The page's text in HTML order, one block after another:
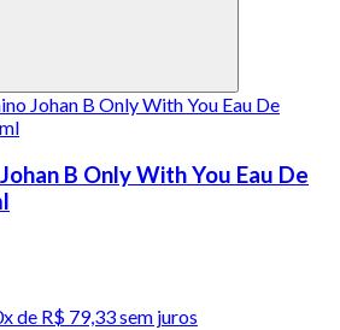
B Only With You Eau De
de R$ 79,33 sem juros